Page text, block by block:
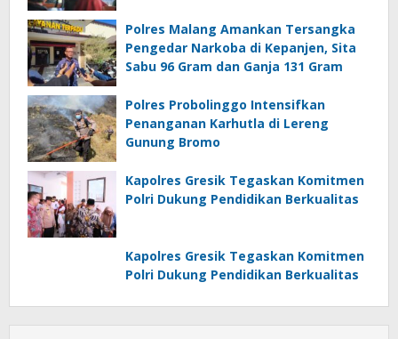
Polres Malang Amankan Tersangka
Pengedar Narkoba di Kepanjen, Sita
Sabu 96 Gram dan Ganja 131 Gram
Polres Probolinggo Intensifkan
Penanganan Karhutla di Lereng
Gunung Bromo
Kapolres Gresik Tegaskan Komitmen
Polri Dukung Pendidikan Berkualitas
Kapolres Gresik Tegaskan Komitmen
Polri Dukung Pendidikan Berkualitas